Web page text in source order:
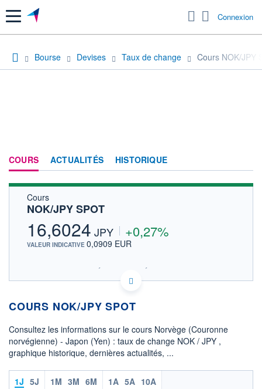
Menu Connexion
Bourse Devises Taux de change Cours NOK/JPY
COURS ACTUALITÉS HISTORIQUE
Cours
NOK/JPY SPOT
16,6024 JPY +0,27%
VALEUR INDICATIVE 0,0909 EUR
SIX - FOREX 2 DONNÉES TEMPS RÉEL
Politique d'exécution
15h29
16,60
COURS NOK/JPY SPOT
Consultez les informations sur le cours Norvège (Couronne
norvégienne) - Japon (Yen) : taux de change NOK / JPY ,
graphique historique, dernières actualités, ...
1J 5J 1M 3M 6M 1A 5A 10A